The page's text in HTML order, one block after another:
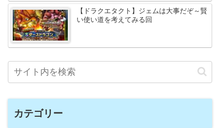
【ドラクエタクト】ジェムは大事だぞ～賢
い使い道を考えてみる回
カテゴリー